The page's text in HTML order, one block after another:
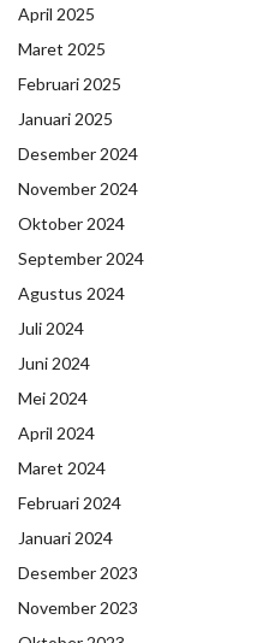
April 2025
Maret 2025
Februari 2025
Januari 2025
Desember 2024
November 2024
Oktober 2024
September 2024
Agustus 2024
Juli 2024
Juni 2024
Mei 2024
April 2024
Maret 2024
Februari 2024
Januari 2024
Desember 2023
November 2023